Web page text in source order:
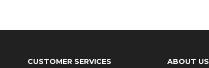
CUSTOMER SERVICES ABOUT US